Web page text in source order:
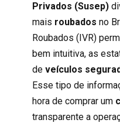
Privados (Susep)
mais roubados no
Roubados (IVR)
bem intuitiva, as
de veículos
Esse tipo de
hora de comprar um
transparente a